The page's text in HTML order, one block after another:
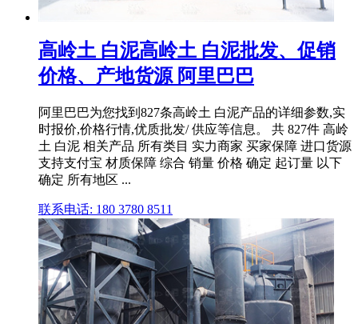
高岭土 白泥高岭土 白泥批发、促销
价格、产地货源 阿里巴巴
阿里巴巴为您找到827条高岭土 白泥产品的详细参数,实
时报价,价格行情,优质批发/ 供应等信息。 共 827件 高岭
土 白泥 相关产品 所有类目 实力商家 买家保障 进口货源
支持支付宝 材质保障 综合 销量 价格 确定 起订量 以下
确定 所有地区 ...
联系电话: 180 3780 8511